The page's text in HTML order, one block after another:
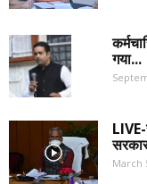
गया...
March